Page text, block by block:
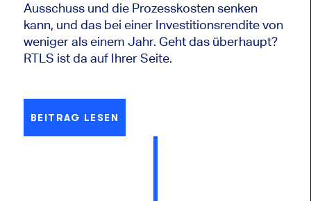
Ausschuss und die Prozesskosten senken
kann, und das bei einer Investitionsrendite von
weniger als einem Jahr. Geht das überhaupt?
RTLS ist da auf Ihrer Seite.
BEITRAG LESEN